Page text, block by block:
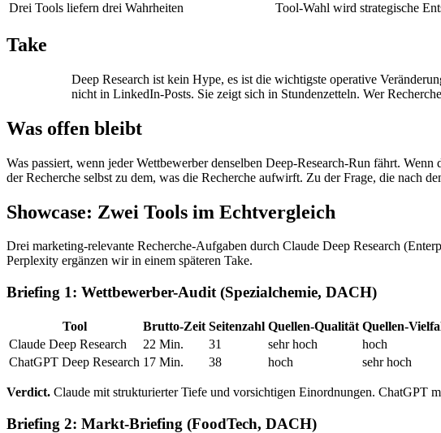
Drei Tools liefern drei Wahrheiten
Tool-Wahl wird strategische
Take
Deep Research ist kein Hype, es ist die wichtigste operative
nicht in LinkedIn-Posts. Sie zeigt sich in Stundenzetteln. Wer
Was offen bleibt
Was passiert, wenn jeder Wettbewerber denselben Deep-Research-Run fährt.
der Recherche selbst zu dem, was die Recherche aufwirft. Zu der Frage, die nach
Showcase: Zwei Tools im Echtvergleich
Drei marketing-relevante Recherche-Aufgaben durch Claude Deep Research
Perplexity ergänzen wir in einem späteren Take.
Briefing 1: Wettbewerber-Audit (Spezialchemie, DACH)
Tool Brutto-Zeit Seitenzahl Quellen-Qualität Quellen-
Claude Deep Research
22 Min. 31 sehr hoch hoch
ChatGPT Deep Research 17 Min. 38 hoch sehr hoch
Verdict. Claude mit strukturierter Tiefe und vorsichtigen Einordnungen. ChatGPT
Briefing 2: Markt-Briefing (FoodTech, DACH)